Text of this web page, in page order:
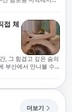
! 부경샵과 함께라면
. 부경샵은 오랜 시간
념으로 노력해 왔어
않고 쌓인 피로를 풀
경샵이 찾아가 도와드
텔이든 호텔이든 오피
경샵 지역에서 가장
고 효율적인 운영 시
.부경샵은 부산에서
시든 최상의 서비스를
추구하며, 항상 부경
습니다. 부경샵을 사
각별한 주의가 필
다. 이 운영 방식은 고
후불제를 시행하고
비교 불가한 경험을
귀중한 시간을 낭비
. 발에는 다양한 신
써 정신적인 편안
의 감소와 함께 심신
사지는 면역 시스템
시킬 수 있습니다. 마
써 면역 시스템을 지
완화시켜 수면에 도
도움이 될 수 있습니
를 원활하게 할 수 있
신진대사 촉진을 통
마사지사의 숙련된
를 감소시켜 마음
높이고, 전반적인 삶의
상:꾸준한 출장마사
킵니다. 이는 운동 성
됩니다. 또한, 규칙적
.혈액 순환 촉진과 신
돕습니다. 결과적으
효과를 기대할 수
환경에서 이루어지
질을 개선하고, 전반적
접 체
, 그 힘겹고 깊은 숨의
부산에서 만나볼 수
많습니다. 부산꿀통
르고 있는 부산. 그
커버리 체널 등에서
더보기